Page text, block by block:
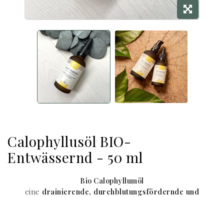
Calophyllusöl BIO-
Entwässernd - 50 ml
Bio Calophyllumöl
eine drainierende, durchblutungsfördernde und